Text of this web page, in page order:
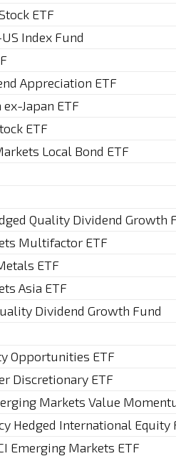
ETF
Index Fund
Appreciation ETF
Japan ETF
ETF
Local Bond ETF
Quality Dividend Growth
Multifactor ETF
ETF
Asia ETF
Dividend Growth Fund
Opportunities ETF
Discretionary ETF
Markets Value
Hedged International Equity
Emerging Markets ETF